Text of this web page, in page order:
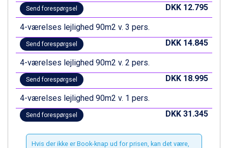
Ischgl fra DKK 7.095
Fieberbrunn fra DKK 6.145
St. Anton fra DKK 7.245
Zell am See fra DKK 4.095
Canazei fra DKK 4.745
Livigno fra DKK 4.145
Ponte di Legno fra DKK 4.745
Sauze dOulx fra DKK 4.045
Alleghe fra DKK 5.595
Bad Gastein fra DKK 4.195
Arabba fra DKK 7.045
Val Thorens fra DKK 5.395
Send forespørgsel DKK 12.795
4-værelses lejlighed 90m2 v. 3 pers.
Send forespørgsel DKK 14.845
4-værelses lejlighed 90m2 v. 2 pers.
Send forespørgsel DKK 18.995
4-værelses lejlighed 90m2 v. 1 pers.
Send forespørgsel DKK 31.345
Hvis der ikke er Book-knap ud for prisen, kan det være,